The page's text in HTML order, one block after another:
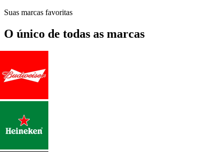
Suas marcas favoritas
O único de todas as marcas